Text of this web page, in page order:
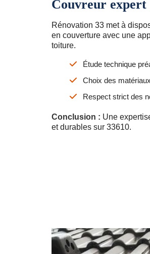
Couvreur expert
Rénovation 33 met à
en couverture avec une
toiture.
Étude technique
Choix des
Respect strict des
Conclusion : Une
et durables sur 33610.